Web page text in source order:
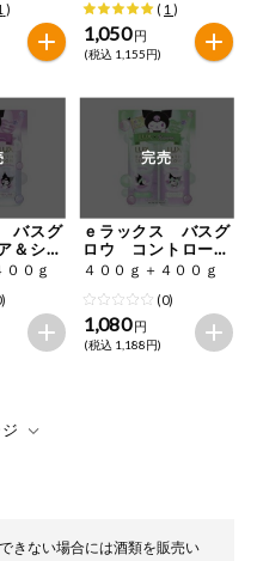
)
めかえ用
( 1 )
1,050 円
(税込 1,155円)
バスグ
＆シャ
コラ
量ポン
００ｇ
完売
ｅラックス バスグ
ロウ コントロール
＆シャイン クロミ
コラボ お試し容量
ポンプペア
４００ｇ＋４００ｇ
(0)
1,080 円
(税込 1,188円)
きない場合には酒類を販売い